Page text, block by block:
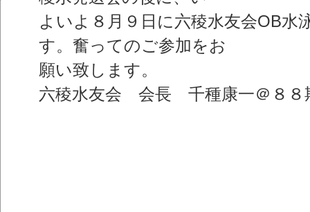
よいよ８月９日に六稜水友会OB水
す。奮ってのご参加をお
願い致します。
六稜水友会 会長 千種康一＠８８